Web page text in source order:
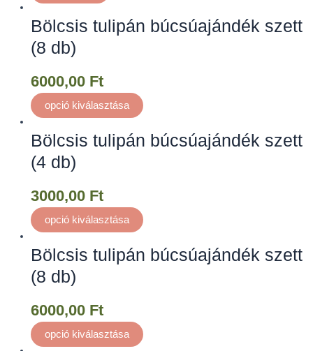
Bölcsis tulipán búcsúajándék szett
(8 db)
6000,00 Ft
opció kiválasztása
Bölcsis tulipán búcsúajándék szett
(4 db)
3000,00 Ft
opció kiválasztása
Bölcsis tulipán búcsúajándék szett
(8 db)
6000,00 Ft
opció kiválasztása